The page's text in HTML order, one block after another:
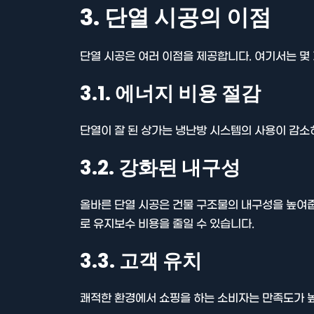
3. 단열 시공의 이점
단열 시공은 여러 이점을 제공합니다. 여기서는
3.1. 에너지 비용 절감
단열이 잘 된 상가는 냉난방 시스템의 사용이 감
3.2. 강화된 내구성
올바른 단열 시공은 건물 구조물의 내구성을 높
로 유지보수 비용을 줄일 수 있습니다.
3.3. 고객 유치
쾌적한 환경에서 쇼핑을 하는 소비자는 만족도가